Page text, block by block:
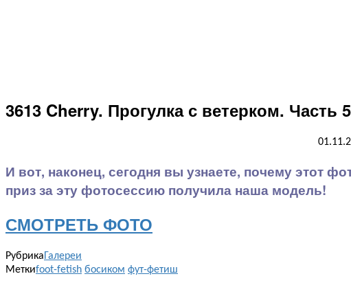
3613 Cherry. Прогулка с ветерком. Часть
И вот, наконец, сегодня вы узнаете, почему этот
приз за эту фотосессию получила наша модель!
СМОТРЕТЬ ФОТО
РубрикаГалереи
Меткиfoot-fetish босиком фут-фетиш